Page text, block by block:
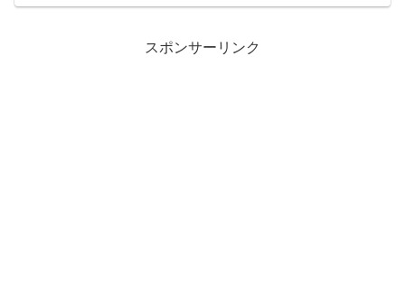
スポンサーリンク